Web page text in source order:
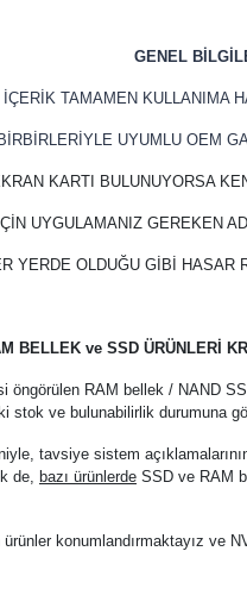
GENEL
TAMAMEN KULLANIMA
BİRBİRLERİYLE UYUMLU OEM
KARTI BULUNUYORSA
UYGULAMANIZ GEREKEN
YERDE OLDUĞU GİBİ HASAR
BELLEK ve SSD ÜRÜNLERİ
öngörülen RAM bellek / NAND
stok ve bulunabilirlik durumuna
tavsiye sistem
de, bazı ürünlerdeSSD ve RAM
konumlandırmaktayız ve